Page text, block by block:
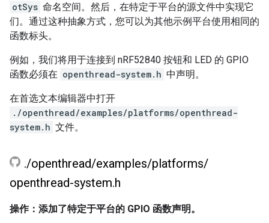
otSys 命名空间。然后，在特定于平台的源文件中实现它
们。通过这种抽象方式，您可以为其他示例平台使用相同的
函数标头。
例如，我们将用于连接到 nRF52840 按钮和 LED 的 GPIO
函数必须在 openthread-system.h 中声明。
在首选文本编辑器中打开
./openthread/examples/platforms/openthread-
system.h 文件。
./openthread/examples/platforms/
openthread-system.h
操作：添加了特定于平台的 GPIO 函数声明。